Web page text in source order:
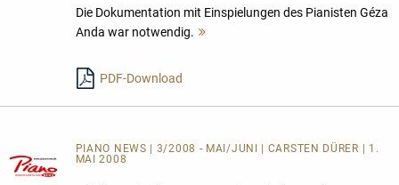
Die Dokumentation mit Einspielungen des Pianisten Géza
Anda war notwendig.
PDF-Download
PIANO NEWS | 3/2008 - MAI/JUNI | CARSTEN DÜRER | 1.
MAI 2008